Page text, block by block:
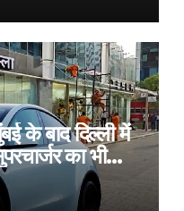
के बाद दिल्ली में
का भी